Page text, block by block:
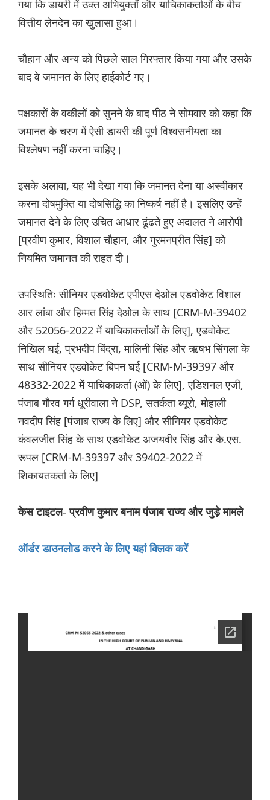
गया कि डायरी में उक्त अभियुक्तों और याचिकाकर्ताओं के बीच
वित्तीय लेनदेन का खुलासा हुआ।
चौहान और अन्य को पिछले साल गिरफ्तार किया गया और उसके
बाद वे जमानत के लिए हाईकोर्ट गए।
पक्षकारों के वकीलों को सुनने के बाद पीठ ने सोमवार को कहा कि
जमानत के चरण में ऐसी डायरी की पूर्ण विश्वसनीयता का
विश्लेषण नहीं करना चाहिए।
इसके अलावा, यह भी देखा गया कि जमानत देना या अस्वीकार
करना दोषमुक्ति या दोषसिद्धि का निष्कर्ष नहीं है। इसलिए उन्हें
जमानत देने के लिए उचित आधार ढूंढते हुए अदालत ने आरोपी
[प्रवीण कुमार, विशाल चौहान, और गुरमनप्रीत सिंह] को
नियमित जमानत की राहत दी।
उपस्थितिः सीनियर एडवोकेट एपीएस देओल एडवोकेट विशाल
आर लांबा और हिम्मत सिंह देओल के साथ [CRM-M-39402
और 52056-2022 में याचिकाकर्ताओं के लिए], एडवोकेट
निखिल घई, प्रभदीप बिंद्रा, मालिनी सिंह और ऋषभ सिंगला के
साथ सीनियर एडवोकेट बिपन घई [CRM-M-39397 और
48332-2022 में याचिकाकर्ता (ओं) के लिए], एडिशनल एजी,
पंजाब गौरव गर्ग धूरीवाला ने DSP, सतर्कता ब्यूरो, मोहाली
नवदीप सिंह [पंजाब राज्य के लिए] और सीनियर एडवोकेट
कंवलजीत सिंह के साथ एडवोकेट अजयवीर सिंह और के.एस.
रूपल [CRM-M-39397 और 39402-2022 में
शिकायतकर्ता के लिए]
केस टाइटल- प्रवीण कुमार बनाम पंजाब राज्य और जुड़े मामले
ऑर्डर डाउनलोड करने के लिए यहां क्लिक करें